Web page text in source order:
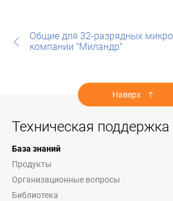
Общие для 32-разрядных
компании "Миландр"
Наверх
Техническая поддержка
База знаний
Продукты
Организационные вопросы
Библиотека